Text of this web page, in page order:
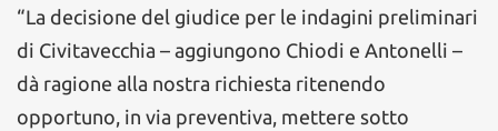
“La decisione del giudice per le indagini preliminari
di Civitavecchia – aggiungono Chiodi e Antonelli –
dà ragione alla nostra richiesta ritenendo
opportuno, in via preventiva, mettere sotto